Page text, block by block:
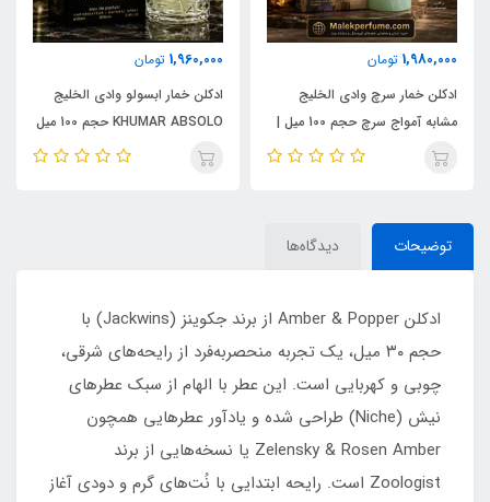
1,980,000 تومان
ادکلن خمار سرچ وادی الخلیج
مشابه آمواج سرچ حجم 100 میل |
KHUMAR Search Eau de
1,960,000 تومان
ادکلن خمار ابسولو وادی الخلیج
KHUMAR ABSOLO حجم 100 میل
| مشابه اورجینال ایو سن لورن مای
توضیحات دیدگاه‌ها
ادکلن Amber & Popper از برند جکوینز (Jackwins) با
حجم ۳۰ میل، یک تجربه منحصربه‌فرد از رایحه‌های شرقی،
چوبی و کهربایی است. این عطر با الهام از سبک عطرهای
نیش (Niche) طراحی شده و یادآور عطرهایی همچون
Zelensky & Rosen Amber یا نسخه‌هایی از برند
Zoologist است. رایحه ابتدایی با نُت‌های گرم و دودی آغاز